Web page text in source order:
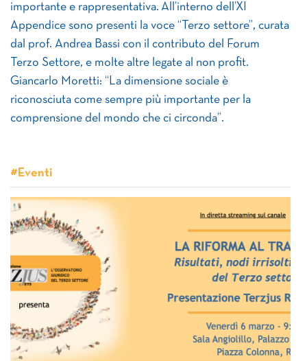
importante e rappresentativa. All’interno dell’XI
Appendice sono presenti la voce “Terzo settore”, curata
dal prof. Andrea Bassi con il contributo del Forum
Terzo Settore, e molte altre legate al non profit.
Giancarlo Moretti: “La dimensione sociale è
riconosciuta come sempre più importante per la
comprensione del mondo che ci circonda”.
#Eventi